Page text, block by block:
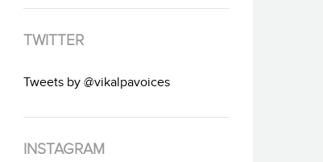
TWITTER
Tweets by @vikalpavoices
INSTAGRAM